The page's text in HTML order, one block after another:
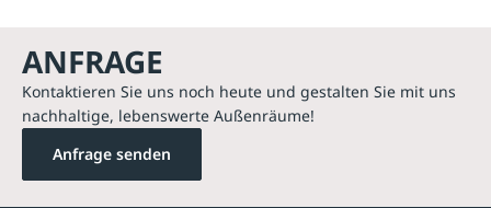
ANFRAGE
Kontaktieren Sie uns noch heute und gestalten Sie mit uns
nachhaltige, lebenswerte Außenräume!
Anfrage senden